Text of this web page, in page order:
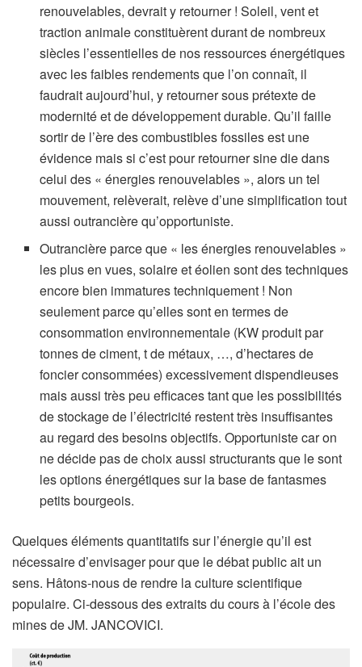
renouvelables, devrait y retourner ! Soleil, vent et
traction animale constituèrent durant de nombreux
siècles l’essentielles de nos ressources énergétiques
avec les faibles rendements que l’on connaît, il
faudrait aujourd’hui, y retourner sous prétexte de
modernité et de développement durable. Qu’il faille
sortir de l’ère des combustibles fossiles est une
évidence mais si c’est pour retourner sine die dans
celui des « énergies renouvelables », alors un tel
mouvement, relèverait, relève d’une simplification tout
aussi outrancière qu’opportuniste.
Outrancière parce que « les énergies renouvelables »
les plus en vues, solaire et éolien sont des techniques
encore bien immatures techniquement ! Non
seulement parce qu’elles sont en termes de
consommation environnementale (KW produit par
tonnes de ciment, t de métaux, …, d’hectares de
foncier consommées) excessivement dispendieuses
mais aussi très peu efficaces tant que les possibilités
de stockage de l’électricité restent très insuffisantes
au regard des besoins objectifs. Opportuniste car on
ne décide pas de choix aussi structurants que le sont
les options énergétiques sur la base de fantasmes
petits bourgeois.
Quelques éléments quantitatifs sur l’énergie qu’il est
nécessaire d’envisager pour que le débat public ait un
sens. Hâtons-nous de rendre la culture scientifique
populaire. Ci-dessous des extraits du cours à l’école des
mines de JM. JANCOVICI.